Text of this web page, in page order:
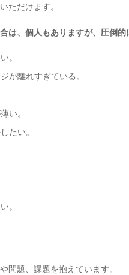
ただけます。
は、個人もありますが、圧倒的
。
が離れすぎている。
い。
たい。
。
問題、課題を抱えています。